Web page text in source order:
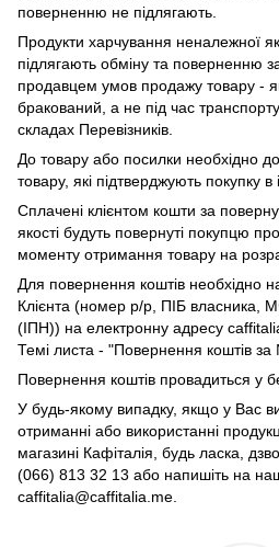
поверненню не підлягають.
Продукти харчування неналежної
підлягають обміну та поверненню
продавцем умов продажу товару -
бракований, а не під час
складах Перевізників.
До товару або посилки необхідно
товару, які підтверджують покупку в
Сплачені клієнтом кошти за
якості будуть повернуті покупцю
моменту отримання товару на
Для повернення коштів необхідно
Клієнта (номер р/р, ПІБ
(ІПН)) на електронну адресу
Темі листа - "Повернення коштів
Повернення коштів провадиться у
У будь-якому випадку, якщо у Вас
отриманні або використанні
магазині Кафіталія, будь ласка,
(066) 813 32 13 або напишіть на
caffitalia@caffitalia.me.